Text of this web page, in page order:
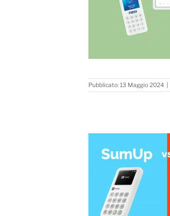
Pubblicato: 13 Maggio 2024